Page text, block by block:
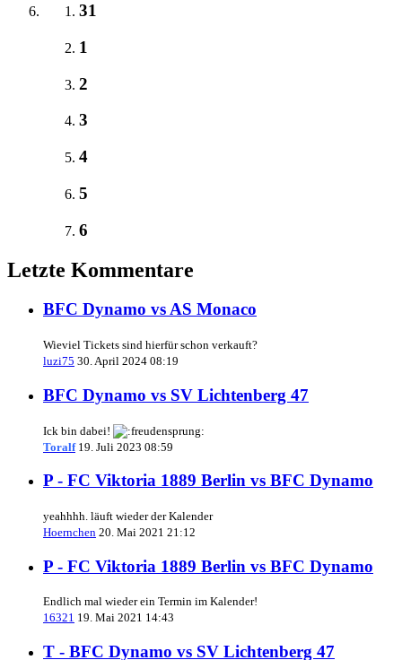
31
1
2
3
4
5
6
Letzte Kommentare
BFC Dynamo vs AS Monaco
Wieviel Tickets sind hierfür schon verkauft?
luzi75 30. April 2024 08:19
BFC Dynamo vs SV Lichtenberg 47
Ick bin dabei!
Toralf 19. Juli 2023 08:59
P - FC Viktoria 1889 Berlin vs BFC Dynamo
yeahhhh. läuft wieder der Kalender
Hoernchen 20. Mai 2021 21:12
P - FC Viktoria 1889 Berlin vs BFC Dynamo
Endlich mal wieder ein Termin im Kalender!
16321 19. Mai 2021 14:43
T - BFC Dynamo vs SV Lichtenberg 47